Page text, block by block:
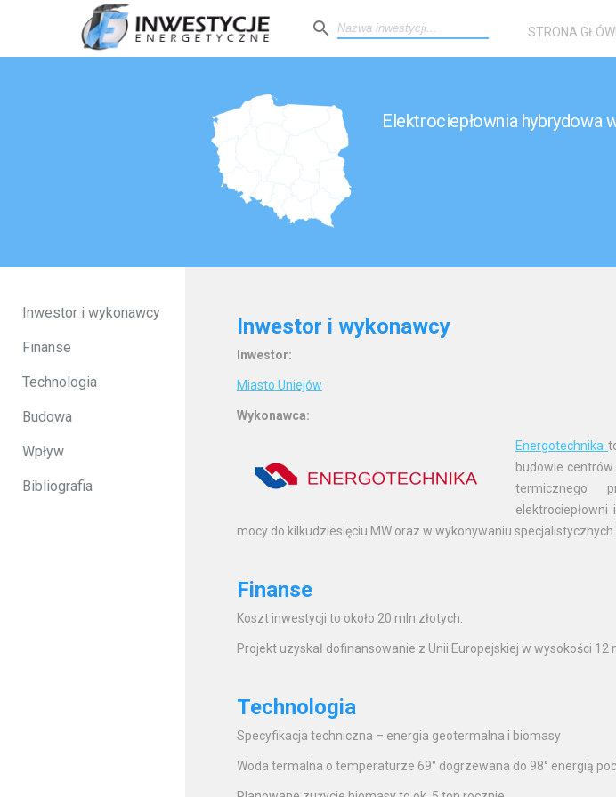
search STRONA
Elektrociepłownia hybrydowa
Inwestor i wykonawcy
Finanse
Technologia
Budowa
Wpływ
Bibliografia
Inwestor i wykonawcy
Inwestor:
Miasto Uniejów
Wykonawca:
Energotechnika
budowie
termicznego
mocy do kilkudziesięciu MW oraz w wykonywaniu
Finanse
Koszt inwestycji to około 20 mln złotych.
Projekt uzyskał dofinansowanie z Unii Europejskiej w wysokości 12
Technologia
Specyfikacja techniczna – energia geotermalna i biomasy
Woda termalna o temperaturze 69° dogrzewana do 98° energią